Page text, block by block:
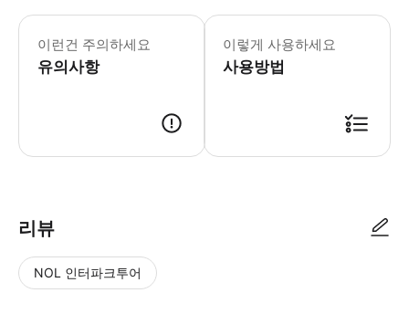
이런건 주의하세요
유의사항
이렇게 사용하세요
사용방법
리뷰
NOL 인터파크투어